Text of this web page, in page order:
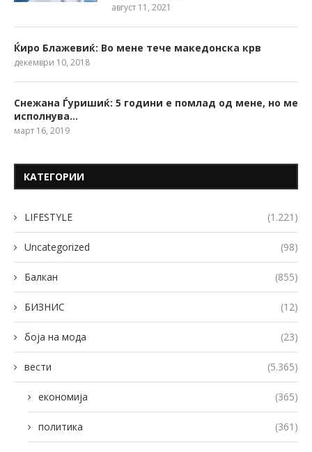
август 11, 2021
Ќиро Блажевиќ: Во мене тече македонска крв
декември 10, 2018
Снежана Ѓуришиќ: 5 години е помлад од мене, но ме
исполнува…
март 16, 2019
КАТЕГОРИИ
LIFESTYLE (1.221)
Uncategorized (98)
Балкан (855)
БИЗНИС (12)
боја на мода (23)
вести (5.365)
економија (365)
политика (361)